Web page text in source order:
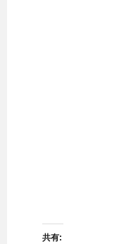
共有: